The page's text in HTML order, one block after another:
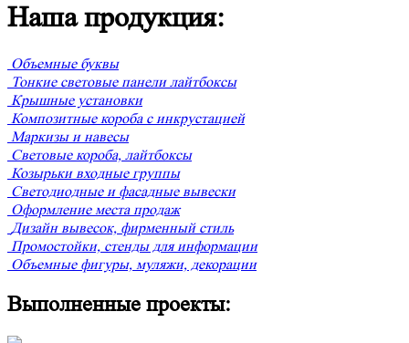
Наша продукция:
Объемные буквы
Тонкие световые панели лайтбоксы
Крышные установки
Композитные короба с инкрустацией
Маркизы и навесы
Световые короба, лайтбоксы
Козырьки входные группы
Светодиодные и фасадные вывески
Оформление места продаж
Дизайн вывесок, фирменный стиль
Промостойки, стенды для информации
Объемные фигуры, муляжи, декорации
Выполненные проекты: